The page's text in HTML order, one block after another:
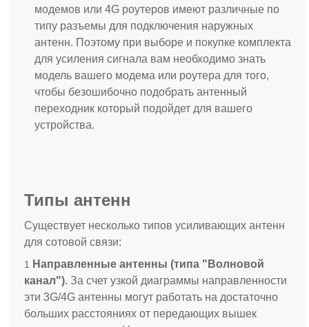
модемов или 4G роутеров имеют различные по
типу разъемы для подключения наружных
антенн. Поэтому при выборе и покупке комплекта
для усиления сигнала вам необходимо знать
модель вашего модема или роутера для того,
чтобы безошибочно подобрать антенный
переходник который подойдет для вашего
устройства.
Типы антенн
Существует несколько типов усиливающих антенн
для сотовой связи:
Направленные антенны (типа "Волновой
канал"). За счет узкой диаграммы направленности
эти 3G/4G антенны могут работать на достаточно
больших расстояниях от передающих вышек